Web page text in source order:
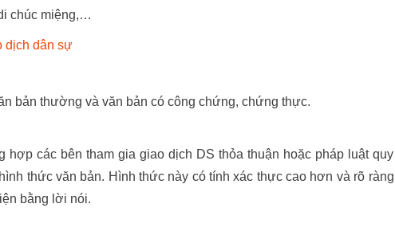
chúc miệng,…
dịch dân sự
bản thường và văn bản có công chứng, chứng thực.
các bên tham gia giao dịch DS thỏa thuận hoặc pháp luật quy
thức văn bản. Hình thức này có tính xác thực cao hơn và rõ ràng
bằng lời nói.